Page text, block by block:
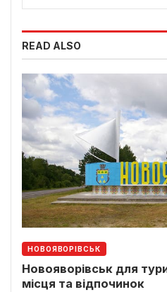
READ ALSO
НОВОЯВОРІВСЬК
Новояворівськ для
місця та відпочинок